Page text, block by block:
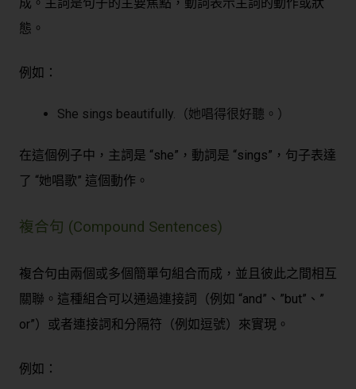
態。
例如：
She sings beautifully.（她唱得很好聽。）
在這個例子中，主詞是 “she”，動詞是 “sings”，句子表達
了 “她唱歌” 這個動作。
複合句 (Compound Sentences)
複合句由兩個或多個簡單句組合而成，並且彼此之間相互
關聯。這種組合可以通過連接詞（例如 “and”、”but”、”
or”）或者連接詞和分隔符（例如逗號）來實現。
例如：